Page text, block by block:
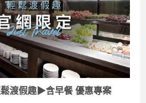
鬆渡假趣▶含早餐 優惠專案